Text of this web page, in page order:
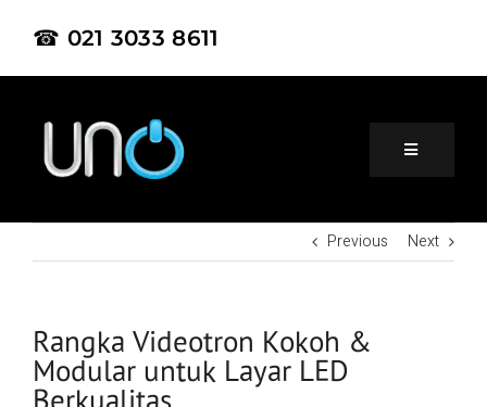
☎ 021 3033 8611
HomePrevious Next
Rangka Videotron Kokoh &
Modular untuk Layar LED